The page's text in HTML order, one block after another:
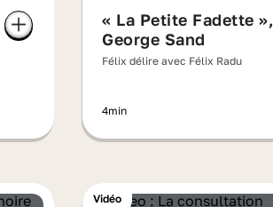
« La Petite Fadette »,
George Sand
Félix délire avec Félix Radu
4min
Vidéo